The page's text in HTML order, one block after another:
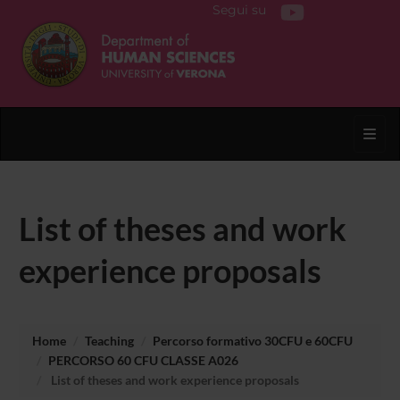
Segui su
List of theses and work
experience proposals
Home Teaching
Percorso formativo 30CFU e 60CFU
PERCORSO 60 CFU CLASSE A026
List of theses and work experience proposals